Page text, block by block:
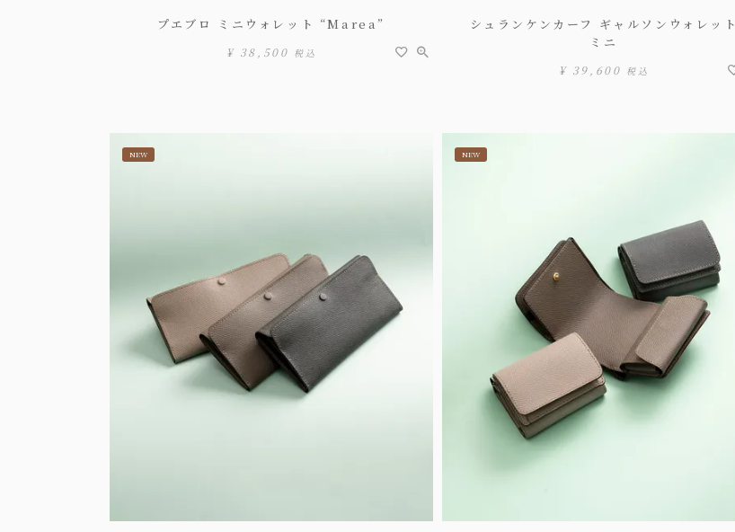
プエブロ ミニウォレット “Marea”
¥ 38,500 税込
シュランケンカーフ ギャルソンウォレット
ミニ
¥ 39,600 税込
NEW NEW